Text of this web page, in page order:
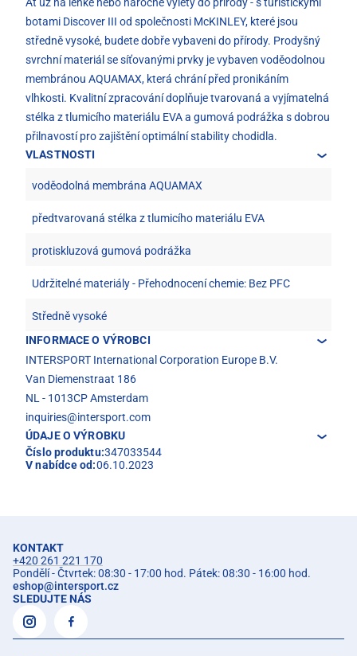
botami Discover III od společnosti McKINLEY, které jsou
středně vysoké, budete dobře vybaveni do přírody. Prodyšný
svrchní materiál se síťovanými prvky je vybaven voděodolnou
membránou AQUAMAX, která chrání před pronikáním
vlhkosti. Kvalitní zpracování doplňuje tvarovaná a vyjímatelná
stélka z tlumicího materiálu EVA a gumová podrážka s dobrou
přilnavostí pro zajištění optimální stability chodidla.
VLASTNOSTI
voděodolná membrána AQUAMAX
předtvarovaná stélka z tlumicího materiálu EVA
protiskluzová gumová podrážka
Udržitelné materiály - Přehodnocení chemie: Bez PFC
Středně vysoké
INFORMACE O VÝROBCI
INTERSPORT International Corporation Europe B.V.
Van Diemenstraat 186
NL - 1013CP Amsterdam
inquiries@intersport.com
ÚDAJE O VÝROBKU
Číslo produktu:347033544
V nabídce od:06.10.2023
KONTAKT
+420 261 221 170
Pondělí - Čtvrtek: 08:30 - 17:00 hod. Pátek: 08:30 - 16:00 hod.
eshop@intersport.cz
SLEDUJTE NÁS